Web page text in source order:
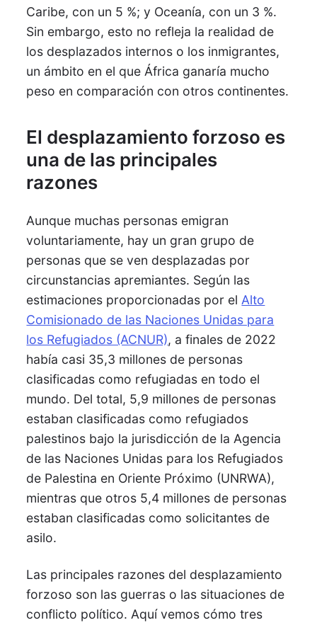
Caribe, con un 5 %; y Oceanía, con un 3 %.
Sin embargo, esto no refleja la realidad de
los desplazados internos o los inmigrantes,
un ámbito en el que África ganaría mucho
peso en comparación con otros continentes.
El desplazamiento forzoso es
una de las principales
razones
Aunque muchas personas emigran
voluntariamente, hay un gran grupo de
personas que se ven desplazadas por
circunstancias apremiantes. Según las
estimaciones proporcionadas por el Alto
Comisionado de las Naciones Unidas para
los Refugiados (ACNUR), a finales de 2022
había casi 35,3 millones de personas
clasificadas como refugiadas en todo el
mundo. Del total, 5,9 millones de personas
estaban clasificadas como refugiados
palestinos bajo la jurisdicción de la Agencia
de las Naciones Unidas para los Refugiados
de Palestina en Oriente Próximo (UNRWA),
mientras que otros 5,4 millones de personas
estaban clasificadas como solicitantes de
asilo.
Las principales razones del desplazamiento
forzoso son las guerras o las situaciones de
conflicto político. Aquí vemos cómo tres